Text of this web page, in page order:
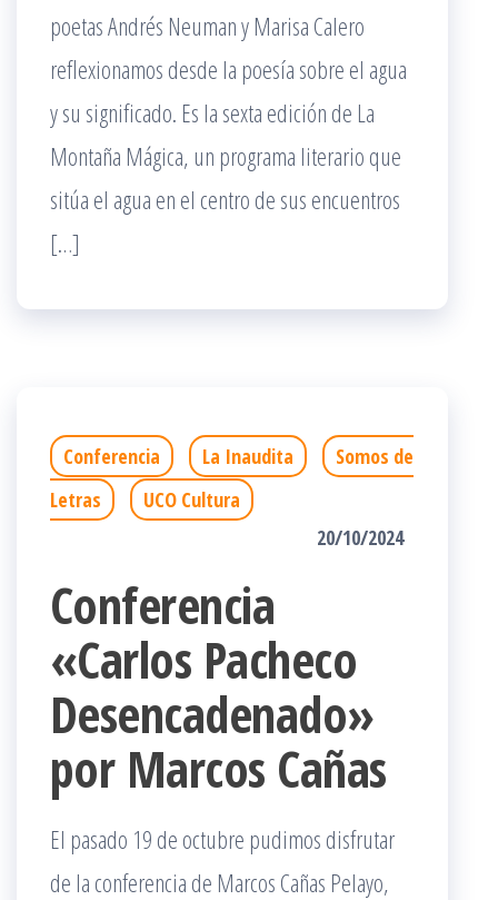
poetas Andrés Neuman y Marisa Calero
reflexionamos desde la poesía sobre el agua
y su significado. Es la sexta edición de La
Montaña Mágica, un programa literario que
sitúa el agua en el centro de sus encuentros
[…]
Conferencia La Inaudita
Somos de
Letras
UCO Cultura
20/10/2024
Conferencia
«Carlos Pacheco
Desencadenado»
por Marcos Cañas
El pasado 19 de octubre pudimos disfrutar
de la conferencia de Marcos Cañas Pelayo,